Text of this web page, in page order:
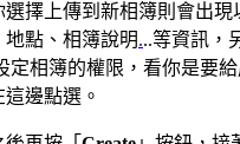
選擇上傳到新相簿則會出現
地點、相簿說明...等資訊，
定相簿的權限，看你是要
邊點選。